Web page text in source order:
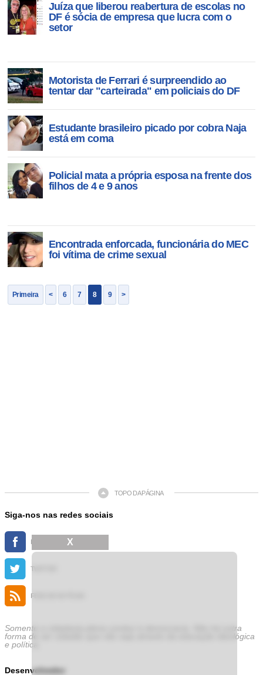
Juíza que liberou reabertura de escolas no
DF é sócia de empresa que lucra com o
setor
Motorista de Ferrari é surpreendido ao
tentar dar "carteirada" em policiais do DF
Estudante brasileiro picado por cobra Naja
está em coma
Policial mata a própria esposa na frente dos
filhos de 4 e 9 anos
Encontrada enforcada, funcionária do MEC
foi vítima de crime sexual
Primeira < 6 7 8 9 >
TOPO DA PÁGINA
Siga-nos nas redes sociais
FACEBOOK
TWITTER
FEED DE NOTÍCIAS
Somente a cidadania plena conduz à democracia. Não há outra
forma de ser cidadão que não seja através da educação ideológica
e política.
Desenvolvedor
X